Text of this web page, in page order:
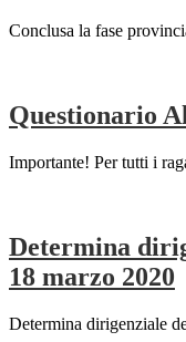
Conclusa la fase
Questionario
Importante! Per tutti i
Determina
18 marzo 2020
Determina dirigenziale